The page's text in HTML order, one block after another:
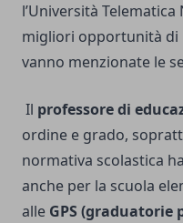
l’Università
migliori opportunità di
vanno menzionate le
Il professore di
ordine e grado,
normativa scolastica
anche per la scuola
alle GPS (graduatorie